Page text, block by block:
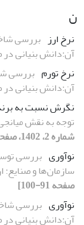
ن
نرخ ارز بررسی
آن:دانش بنیانی
نرخ تورم بررسی
آن:دانش بنیانی
نگرش نسبت به
توجه به نقش
شماره 2، 1402، صفحه 175-205]
نوآوری بررسی
سازمان‌ها و صنایع:
صفحه 91-100]
نوآوری بررسی
آن:دانش بنیانی